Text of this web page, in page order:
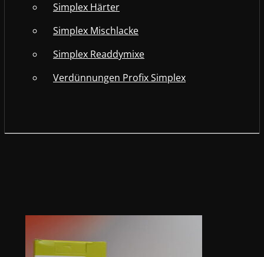
Simplex Härter
Simplex Mischlacke
Simplex Readdymixe
Verdünnungen Profix Simplex